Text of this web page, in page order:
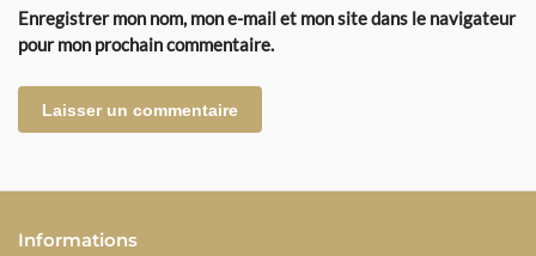
Enregistrer mon nom, mon e-mail et mon site dans le navigateur
pour mon prochain commentaire.
Informations